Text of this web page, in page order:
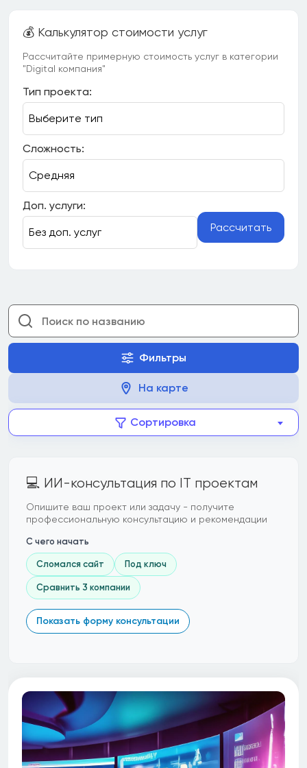
💰 Калькулятор стоимости услуг
Рассчитайте примерную стоимость услуг в категории
"Digital компания"
Тип проекта:
Сложность:
Доп. услуги:
Рассчитать
Фильтры
На карте
Сортировка
💻 ИИ-консультация по IT проектам
Опишите ваш проект или задачу - получите
профессиональную консультацию и рекомендации
С чего начать
Сломался сайт Под ключ
Сравнить 3 компании
Показать форму консультации